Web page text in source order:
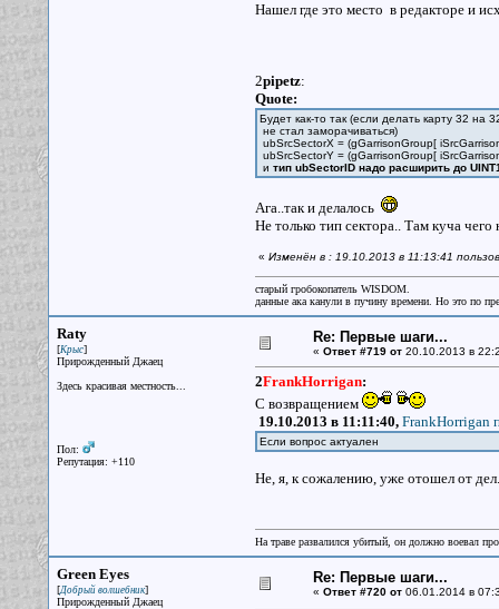
Нашел где это место в редакторе и
2pipetz:
Quote:
Будет как-то так (если делать карту 32
не стал заморачиваться)
ubSrcSectorX = (gGarrisonGroup[
ubSrcSectorY = (gGarrisonGroup[
и тип ubSectorID надо расширить до
Ага..так и делалось
Не только тип сектора.. Там куча
« Изменён в : 19.10.2013 в 11:13:41
старый гробокопатель WISDOM.
данные ака канули в пучину времени. Но это по
Raty
[Крыс]
Прирожденный Джаец
Здесь красивая местность...
Пол:
Репутация: +110
Re: Первые шаги...
« Ответ #719 от20.10.2013 в
2FrankHorrigan:
С возвращением
19.10.2013 в 11:11:40, FrankHorrigan
Если вопрос актуален
Не, я, к сожалению, уже отошел от
На траве развалился убитый, он должно воевал
Green Eyes
[Добрый волшебник]
Прирожденный Джаец
Re: Первые шаги...
« Ответ #720 от06.01.2014 в